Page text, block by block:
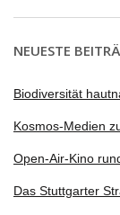
NEUESTE
Biodiversität
Kosmos-Medien
Open-Air-Kino
Das Stuttgarter